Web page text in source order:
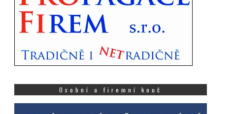
Osobní a firemní kouč